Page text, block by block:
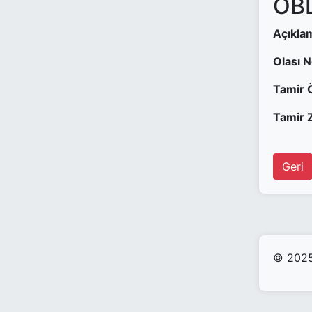
Olası
Tamir
Tamir
Geri
© 2025